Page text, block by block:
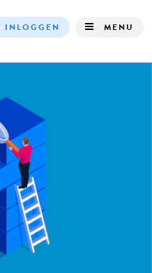
INLOGGEN MENU